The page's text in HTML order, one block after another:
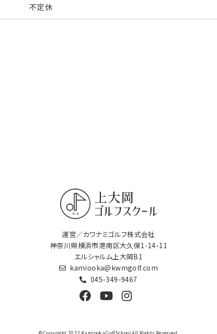
不定休
運営／カワナミゴルフ株式会社
神奈川県横浜市港南区大久保1-14-11
エルシャルム上大岡B1
kamiooka@kwmgolf.com
045-349-9467